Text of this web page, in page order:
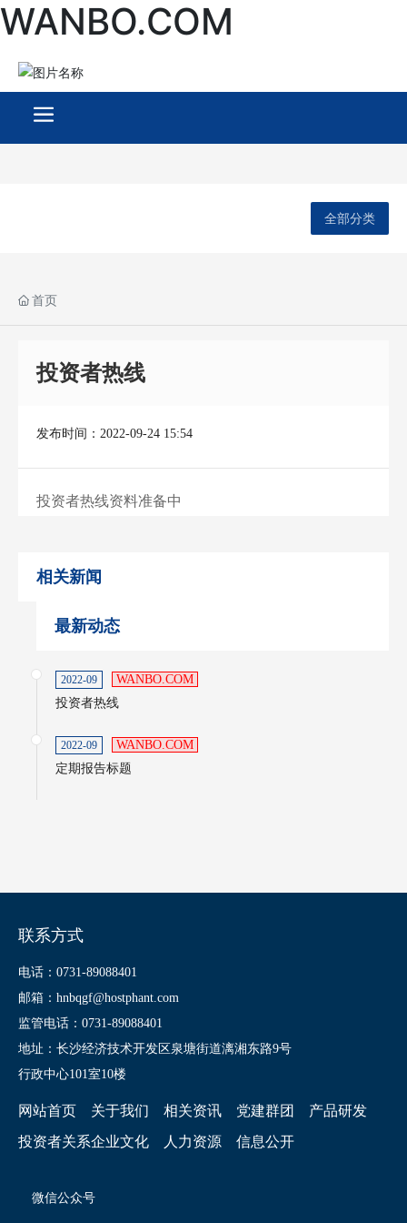
WANBO.COM
全部分类
首页
投资者热线
发布时间：2022-09-24 15:54
投资者热线资料准备中
相关新闻
最新动态
2022-09
WANBO.COM
投资者热线
2022-09
WANBO.COM
定期报告标题
联系方式
电话：0731-89088401
邮箱：hnbqgf@hostphant.com
监管电话：0731-89088401
地址：长沙经济技术开发区泉塘街道漓湘东路9号
行政中心101室10楼
网站首页 关于我们 相关资讯 党建群团
产品研发
投资者关系企业文化 人力资源 信息公开
微信公众号